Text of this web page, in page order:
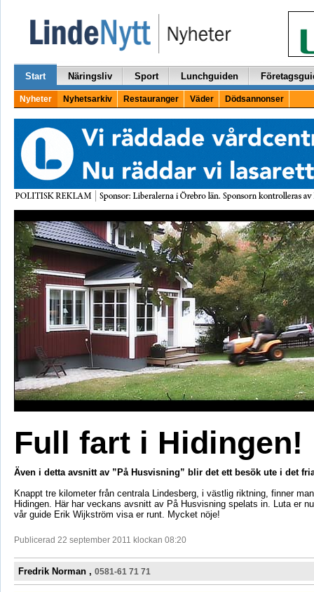
Start Näringsliv Sport Lunchguiden
Nyheter Nyhetsarkiv Restauranger Väder Dödsannonser
Full fart i Hidingen!
Även i detta avsnitt av ”På Husvisning” blir det ett besök ute i det
Knappt tre kilometer från centrala Lindesberg, i västlig riktning, finner
Hidingen. Här har veckans avsnitt av På Husvisning spelats in. Luta er
vår guide Erik Wijkström visa er runt. Mycket nöje!
Publicerad 22 september 2011 klockan 08:20
Fredrik Norman , 0581-61 71 71